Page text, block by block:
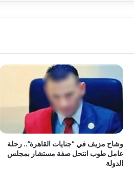
وشاح مزيف في “جنايات القاهرة”.. رحلة
عامل طوب انتحل صفة مستشار بمجلس
الدولة